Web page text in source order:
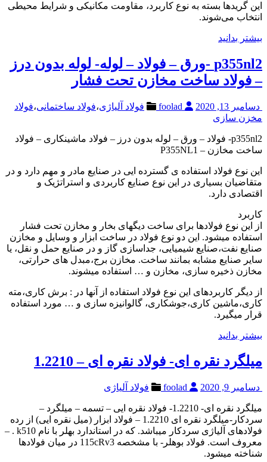
این گریدها بسته به نوع کاربرد، مقاومت مکانیکی و شرایط محیطی
انتخاب می‌شوند.
بیشتر بدانید
p355nl2 -ورق – فولاد – لوله- لوله بدون درز
– فولاد ساخت مخازن تحت فشار
دسامبر 13, 2020 فولاد آلیاژی،فولاد ساختمانی،فولاد
مخزن سازی
p355nl2- فولاد – ورق – لوله بدون درز – فولاد ماشینکاری – فولاد
ساخت مخازن – P355NL1
این نوع فولاد استفاده ی گسترده ایی در صنایع مادر و مهم دارد و در
متقاضیان بسیاری در این نوع صنایع کاربردی و استراتژیک و
اقتصادی دارد.
کاربرد
از این نوع فولادها برای ساخت دیگهای بخار و مخازن تحت فشار
استفاده میشود. این دو نوع فولاد در ساخت ابزار و وسایل و مخازن
صنایع نفت،صنایع شیمیایی، جداسازی گاز و در صنایع حمل و نقل، یا
سایر صنایع مشابه بمانند ساخت. مخازن برج،مبدل های حرارتی،
مخازن ذخیره سازی، مخازن و … استفاده میشوند.
از دیگر کاربردهای این نوع فولاد استفاده از آنها در : برش کاری،مته
کاری،ماشین کاری،جوشکاری، گالوانیزه سازی و … مورد استفاده
قرار میگیرد.
بیشتر بدانید
میلگرد نقره ای- فولاد نقره ای – 1.2210
دسامبر 9, 2020 فولاد آلیاژی
میلگرد نقره ای- 1.2210- فولاد نقره ایی – تسمه – میلگرد –
سردکار-میلگرد نقره ای 1.2210 – فولاد ابزار (میل نقره ایی) از رده
فولادهای آلیاژی سردکار میباشد. که در استاندارد بهلر با نام k510 . –
معروف است. فولاد بوهلر- با مشخصه 115cRv3 در میان فولادها
شناخته میشود.